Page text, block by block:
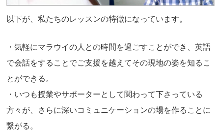
以下が、私たちのレッスンの特徴になっています。
・気軽にマラウイの人との時間を過ごすことができ、英語
で会話をすることでご支援を越えてその現地の姿を知るこ
とができる。
・いつも授業やサポーターとして関わって下さっている
方々が、さらに深いコミュニケーションの場を作ることに
繋がる。